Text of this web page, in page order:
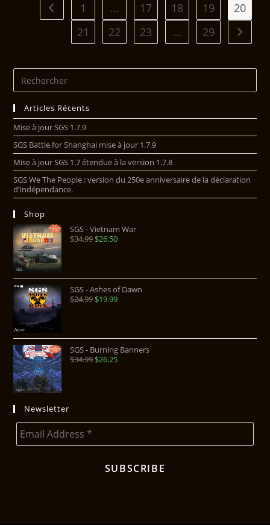
1 … 17 18 19
20
21
22 23 … 29
Articles Récents
Mise à jour SGS 1.7.9
SGS Battle for Shanghai mise à jour 1.7.9
Mise à jour SGS 1.7 étendue à la version 1.7.8
SGS We The People : version du 250e anniversaire de la déclaration
d’Indépendance.
Shop
SGS - Vietnam War
$34.99$26.50
SGS - Ashes of Dawn
$24.99$19.99
SGS - Burning Banners
$34.99$26.25
Newsletter